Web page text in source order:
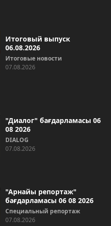
Итоговый выпуск
06.08.2026
Итоговые новости
07.08.2026
"Диалог" бағдарламасы 06
08 2026
DIALOG
07.08.2026
"Арнайы репортаж"
бағдарламасы 06 08 2026
Специальный репортаж
07.08.2026